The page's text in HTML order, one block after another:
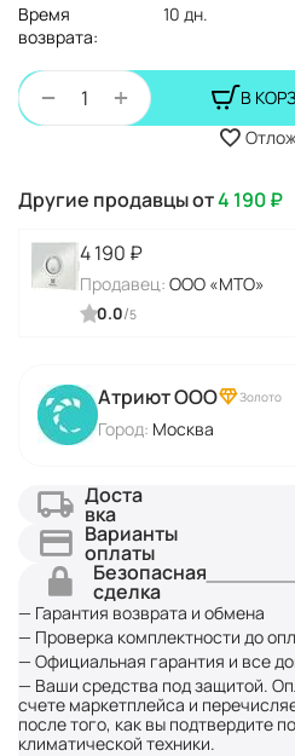
Время
возврата:
10 дн.
+
−
В
Другие продавцы от4 190₽
4 190 ₽
Продавец: ООО «МТО»
0.0/5
Атриют ООО Золото
Город: Москва
Доста
вка
Варианты
оплаты
Безопасная
сделка
— Гарантия возврата и обмена
— Проверка комплектности до
— Официальная гарантия и все
— Ваши средства под защитой.
счете маркетплейса и
после того, как вы подтвердите
климатической техники.